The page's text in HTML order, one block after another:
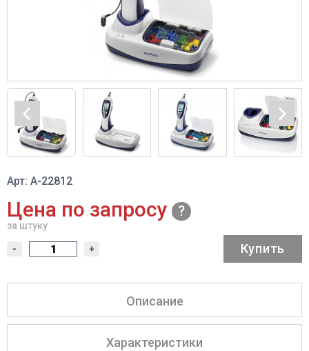
Арт: A-22812
Цена по запросу
за штуку
- + Купить
Описание
Характеристики